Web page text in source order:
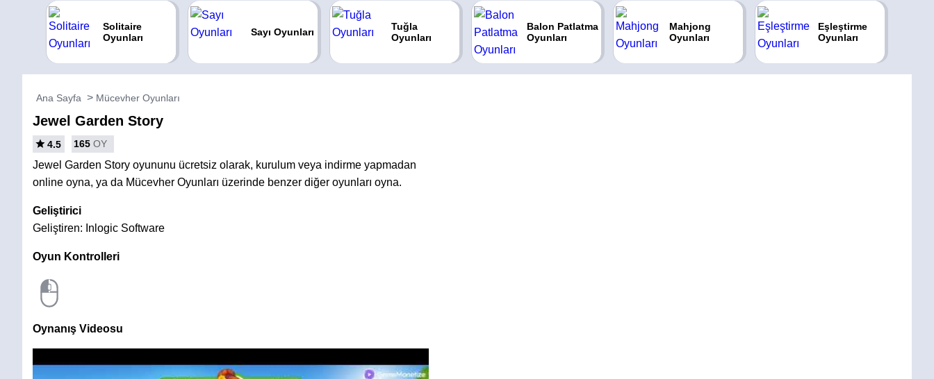
Solitaire
Oyunları
Sayı Oyunları
Tuğla
Oyunları
Balon Patlatma
Oyunları
Mahjong
Oyunları
Eşleştirme
Oyunları
Ana Sayfa Mücevher Oyunları
Jewel Garden Story
4.5 165 OY
Jewel Garden Story oyununu ücretsiz olarak, kurulum veya indirme yapmadan
online oyna, ya da Mücevher Oyunları üzerinde benzer diğer oyunları oyna.
Geliştirici
Geliştiren: Inlogic Software
Oyun Kontrolleri
Oynanış Videosu